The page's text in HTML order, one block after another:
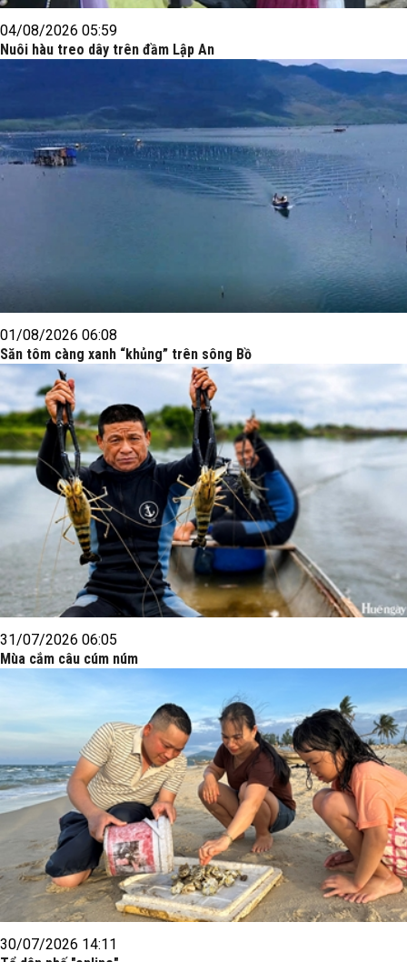
04/08/2026 05:59
Nuôi hàu treo dây trên đầm Lập An
01/08/2026 06:08
Săn tôm càng xanh “khủng” trên sông Bồ
31/07/2026 06:05
Mùa cắm câu cúm núm
30/07/2026 14:11